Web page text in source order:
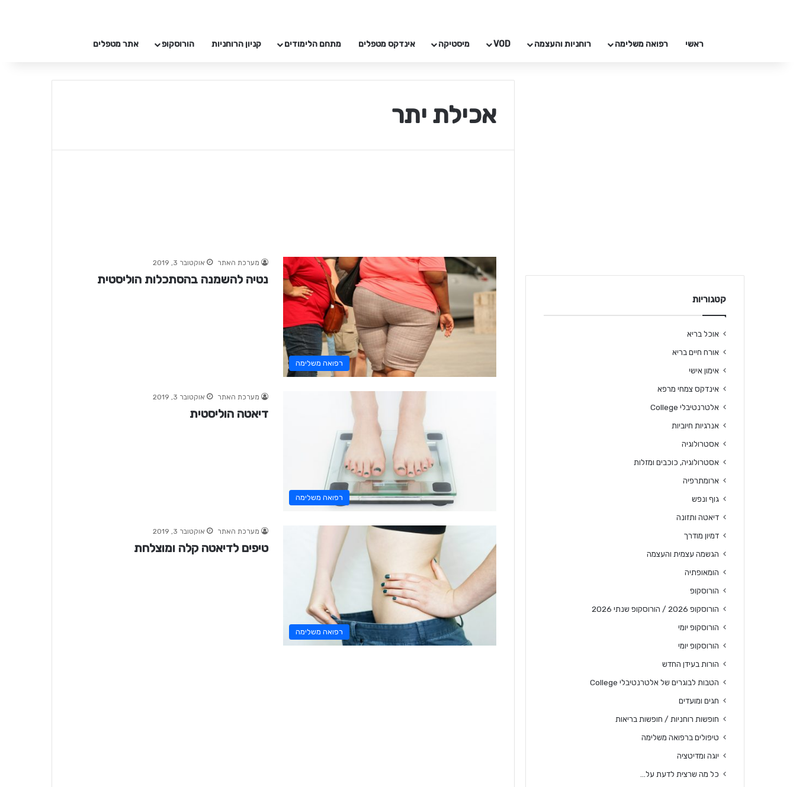
ראשי רפואה משלימה רוחניות והעצמה VOD מיסטיקה אינדקס מטפלים מתחם הלימודים קניון הרוחניות הורוסקופ אתר מטפלים
אכילת יתר
רפואה משלימה
מערכת האתר אוקטובר 3, 2019
נטיה להשמנה בהסתכלות הוליסטית
רפואה משלימה
מערכת האתר אוקטובר 3, 2019
דיאטה הוליסטית
רפואה משלימה
מערכת האתר אוקטובר 3, 2019
טיפים לדיאטה קלה ומוצלחת
קטגוריות
אוכל בריא
אורח חיים בריא
אימון אישי
אינדקס צמחי מרפא
אלטרנטיבלי College
אנרגיות חיוביות
אסטרולוגיה
אסטרולוגיה, כוכבים ומזלות
ארומתרפיה
גוף ונפש
דיאטה ותזונה
דמיון מודרך
הגשמה עצמית והעצמה
הומאופתיה
הורוסקופ
הורוסקופ 2026 / הורוסקופ שנתי 2026
הורוסקופ יומי
הורוסקופ יומי
הורות בעידן החדש
הטבות לבוגרים של אלטרנטיבלי College
חגים ומועדים
חופשות רוחניות / חופשות בריאות
טיפולים ברפואה משלימה
יוגה ומדיטציה
כל מה שרצית לדעת על…